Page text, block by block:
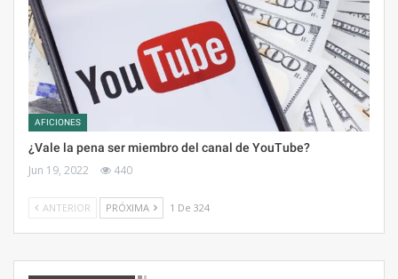
AFICIONES
¿Vale la pena ser miembro del canal de YouTube?
Jun 19, 2022 440
ANTERIOR PRÓXIMA 1 De 324